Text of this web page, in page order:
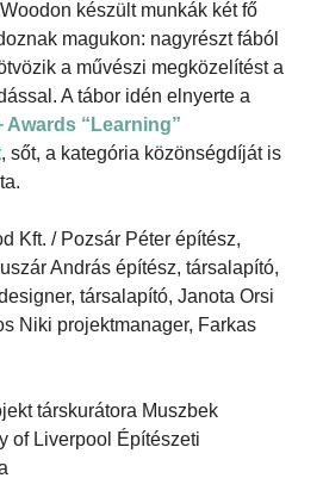
készült munkák két fő
magukon: nagyrészt fából
a művészi megközelítést a
A tábor idén elnyerte a
Awards “Learning”
, sőt, a kategória közönségdíját is
Kft. / Pozsár Péter építész,
András építész, társalapító,
társalapító, Janota Orsi
Niki projektmanager, Farkas
társkurátora Muszbek
of Liverpool Építészeti